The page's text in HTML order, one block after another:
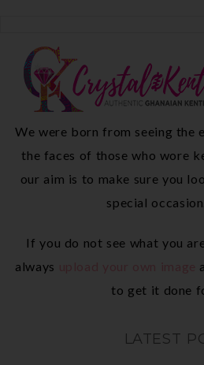
We were born from seeing the
the faces of those who wore
our aim is to make sure you
special
If you do not see what you
always
to get it done
LATEST